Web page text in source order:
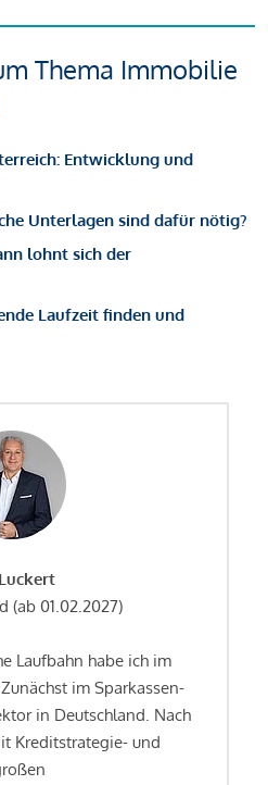
Thema Immobilie
Entwicklung und
Unterlagen sind dafür nötig?
lohnt sich der
Laufzeit finden und
(ab 01.02.2027)
Laufbahn habe ich im
im Sparkassen-
in Deutschland. Nach
Kreditstrategie- und